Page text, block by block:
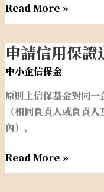
就
保
險
失
業
者
創
貸
款
得
信
用
保
證
情
形，
有
些？
Read More »
申請信用保證
中小企信保金
原則上信保基金對同
（相同負責人或負責
內），
申
請
用
保
證
保
額
Read More »